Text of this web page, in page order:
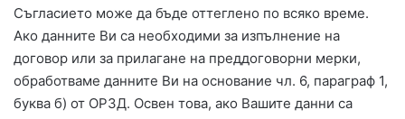
Съгласието може да бъде оттеглено по всяко време.
Ако данните Ви са необходими за изпълнение на
договор или за прилагане на преддоговорни мерки,
обработваме данните Ви на основание чл. 6, параграф 1,
буква б) от ОРЗД. Освен това, ако Вашите данни са